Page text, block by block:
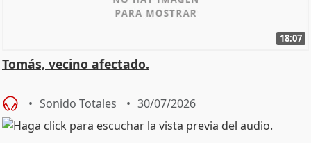
18:07
Tomás, vecino afectado.
Sonido Totales 30/07/2026